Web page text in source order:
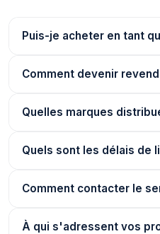
Puis-je acheter en tant
Comment devenir
Quelles marques
Quels sont les délais de
Comment contacter le
À qui s'adressent vos